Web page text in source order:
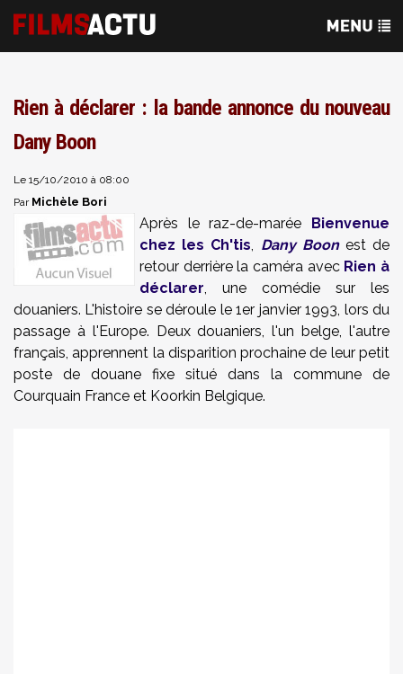
Rien à déclarer : la bande annonce du nouveau
Dany Boon
Le 15/10/2010 à 08:00
Par Michèle Bori
Après le raz-de-marée Bienvenue
chez les Ch'tis, Dany Boonest de
retour derrière la caméra avec Rien à
déclarer, une comédie sur les
douaniers. L'histoire se déroule le 1er janvier 1993, lors du
passage à l'Europe. Deux douaniers, l'un belge, l'autre
français, apprennent la disparition prochaine de leur petit
poste de douane fixe situé dans la commune de
Courquain France et Koorkin Belgique.